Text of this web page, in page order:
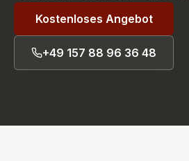
Kostenloses Angebot
+49 157 88 96 36 48